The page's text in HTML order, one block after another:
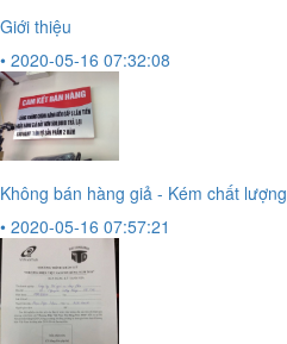
Giới thiệu
• 2020-05-16 07:32:08
Không bán hàng giả - Kém chất lượng
• 2020-05-16 07:57:21